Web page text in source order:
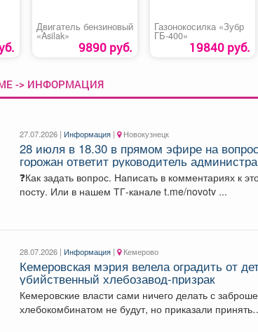
Двигатель бензиновый
«Asilak»
9890 руб.
Газонокосилка «Зубр
ГБ-400»
19840 руб.
-> ИНФОРМАЦИЯ
27.07.2026 | Информация | Новокузнецк
28 июля в 18.30 в прямом эфире на
горожан ответит руководитель
Заводского района Алексей Александрович
Ермолаев.
❓Как задать вопрос. Написать в комментариях к
посту. Или в нашем ТГ-канале t.me/novotv ...
28.07.2026 | Информация | Кемерово
Кемеровская мэрия велела оградить от
убийственный хлебозавод-призрак
Кемеровские власти сами ничего делать с
хлебокомбинатом не будут, но приказали принять